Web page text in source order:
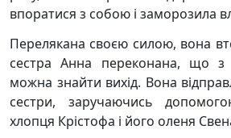
впоратися з собою і заморозила
Перелякана своєю силою, вона
сестра Анна переконана, що з
можна знайти вихід. Вона
сестри, заручаючись
хлопця Крістофа і його оленя